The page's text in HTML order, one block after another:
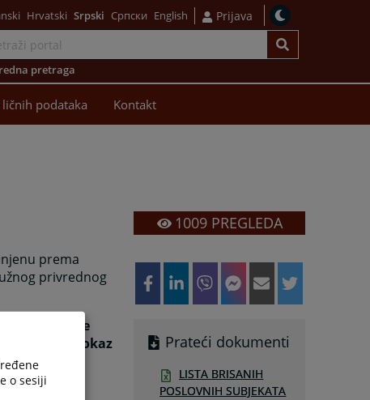
Hrvatski Srpski Српски English Prijava
pretraga
podataka Kontakt
prema
privrednog
Prijedoru je
kao dokaz
1009PREGLEDA
Prateći dokumenti
LISTA BRISANIH
POSLOVNIH SUBJEKATA
o sesiji